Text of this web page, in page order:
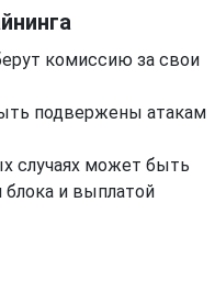
комиссию за свои
подвержены атакам
случаях может быть
и выплатой